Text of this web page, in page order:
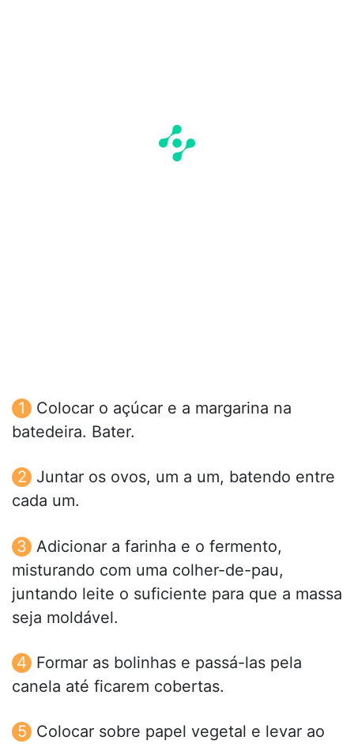
Colocar o açúcar e a margarina na
batedeira. Bater.
Juntar os ovos, um a um, batendo entre
cada um.
Adicionar a farinha e o fermento,
misturando com uma colher-de-pau,
juntando leite o suficiente para que a massa
seja moldável.
Formar as bolinhas e passá-las pela
canela até ficarem cobertas.
Colocar sobre papel vegetal e levar ao